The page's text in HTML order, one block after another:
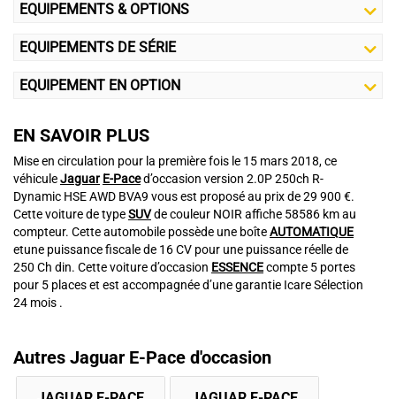
EQUIPEMENTS & OPTIONS
EQUIPEMENTS DE SÉRIE
EQUIPEMENT EN OPTION
EN SAVOIR PLUS
Mise en circulation pour la première fois le 15 mars 2018, ce
véhiculeJaguar E-Paced’occasion version 2.0P 250ch R-
Dynamic HSE AWD BVA9 vous est proposé au prix de 29 900 €.
Cette voiture de typeSUVde couleur NOIR affiche 58586 km au
compteur. Cette automobile possède une boîteAUTOMATIQUE
etune puissance fiscale de 16 CV pour une puissance réelle de
250 Ch din. Cette voiture d’occasion ESSENCEcompte 5 portes
pour 5 places et est accompagnée d’une garantie Icare Sélection
24 mois .
Autres Jaguar E-Pace d'occasion